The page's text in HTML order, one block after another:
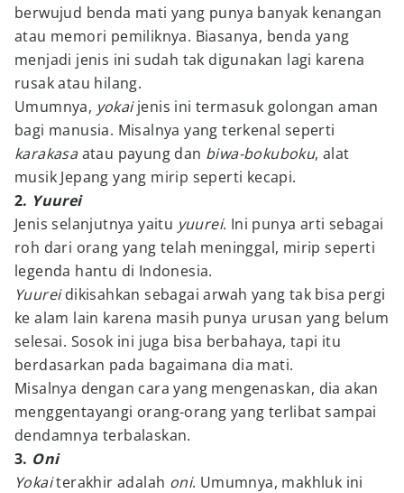
berwujud benda mati yang punya banyak kenangan
atau memori pemiliknya. Biasanya, benda yang
menjadi jenis ini sudah tak digunakan lagi karena
rusak atau hilang.
Umumnya, yokaijenis ini termasuk golongan aman
bagi manusia. Misalnya yang terkenal seperti
karakasaatau payung dan biwa-bokuboku, alat
musik Jepang yang mirip seperti kecapi.
2. Yuurei
Jenis selanjutnya yaitu yuurei. Ini punya arti sebagai
roh dari orang yang telah meninggal, mirip seperti
legenda hantu di Indonesia.
Yuureidikisahkan sebagai arwah yang tak bisa pergi
ke alam lain karena masih punya urusan yang belum
selesai. Sosok ini juga bisa berbahaya, tapi itu
berdasarkan pada bagaimana dia mati.
Misalnya dengan cara yang mengenaskan, dia akan
menggentayangi orang-orang yang terlibat sampai
dendamnya terbalaskan.
3. Oni
Yokaiterakhir adalah oni. Umumnya, makhluk ini